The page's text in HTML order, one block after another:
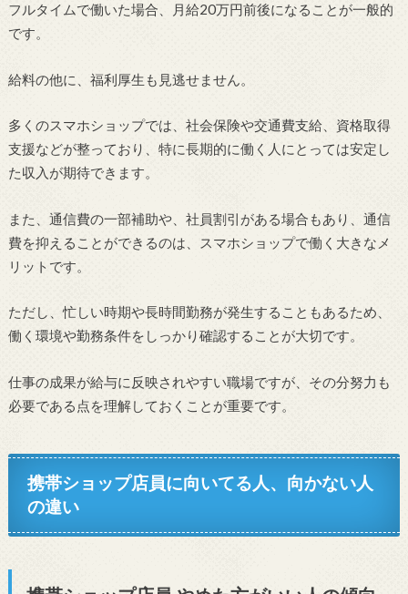
フルタイムで働いた場合、月給20万円前後になることが一般的
です。
給料の他に、福利厚生も見逃せません。
多くのスマホショップでは、社会保険や交通費支給、資格取得
支援などが整っており、特に長期的に働く人にとっては安定し
た収入が期待できます。
また、通信費の一部補助や、社員割引がある場合もあり、通信
費を抑えることができるのは、スマホショップで働く大きなメ
リットです。
ただし、忙しい時期や長時間勤務が発生することもあるため、
働く環境や勤務条件をしっかり確認することが大切です。
仕事の成果が給与に反映されやすい職場ですが、その分努力も
必要である点を理解しておくことが重要です。
携帯ショップ店員に向いてる人、向かない人
の違い